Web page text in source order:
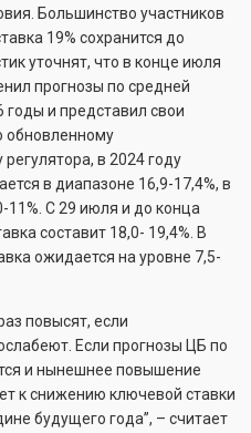
Большинство участников
19% сохранится до
уточнят, что в конце июля
прогнозы по средней
и представил свои
обновленному
в 2024 году
в диапазоне 16,9-17,4%, в
11%. С 29 июля и до конца
составит 18,0- 19,4%. В
ожидается на уровне 7,5-
повысят, если
Если прогнозы ЦБ по
и нынешнее повышение
к снижению ключевой ставки
будущего года”, – считает